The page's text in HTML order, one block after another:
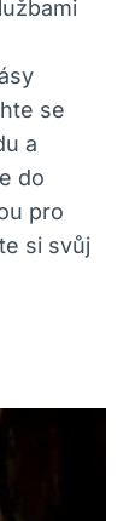
se
a
do
pro
si svůj